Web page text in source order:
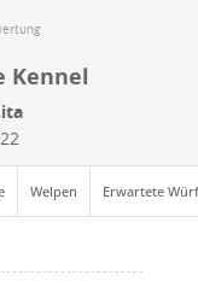
Kennel
Welpen Erwartete